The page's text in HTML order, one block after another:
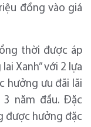
đồng vào giá
thời được áp
Xanh” với 2 lựa
hưởng ưu đãi lãi
năm đầu. Đặc
được hưởng đặc